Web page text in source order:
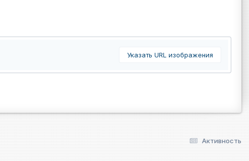
Указать URL изображения
Активность